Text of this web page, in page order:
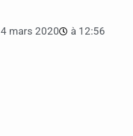
4 mars 2020 à 12:56